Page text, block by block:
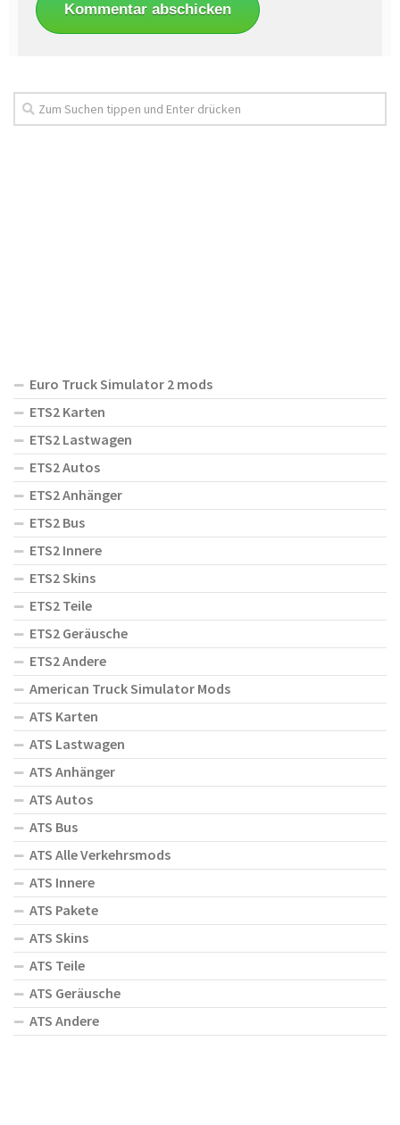
Euro Truck Simulator 2 mods
ETS2 Karten
ETS2 Lastwagen
ETS2 Autos
ETS2 Anhänger
ETS2 Bus
ETS2 Innere
ETS2 Skins
ETS2 Teile
ETS2 Geräusche
ETS2 Andere
American Truck Simulator Mods
ATS Karten
ATS Lastwagen
ATS Anhänger
ATS Autos
ATS Bus
ATS Alle Verkehrsmods
ATS Innere
ATS Pakete
ATS Skins
ATS Teile
ATS Geräusche
ATS Andere